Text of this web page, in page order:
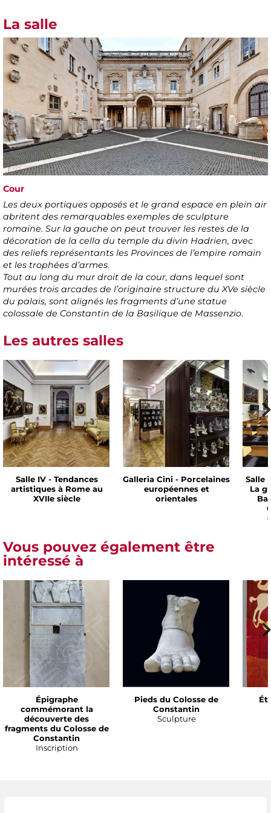
La salle
Cour
Les deux portiques opposés et le grand espace en plein air
abritent des remarquables exemples de sculpture
romaine. Sur la gauche on peut trouver les restes de la
décoration de la cella du temple du divin Hadrien, avec
des reliefs représentants les Provinces de l’empire romain
et les trophées d’armes.
Tout au long du mur droit de la cour, dans lequel sont
murées trois arcades de l’originaire structure du XVe siècle
du palais, sont alignés les fragments d’une statue
colossale de Constantin de la Basilique de Massenzio.
Les autres salles
Salle IV - Tendances
artistiques à Rome au
XVIIe siècle
Galleria Cini - Porcelaines
européennes et
orientales
Salle
La
Vous pouvez également être
intéressé à
Épigraphe
commémorant la
découverte des
fragments du Colosse de
Constantin
Inscription
Pieds du Colosse de
Constantin
Sculpture